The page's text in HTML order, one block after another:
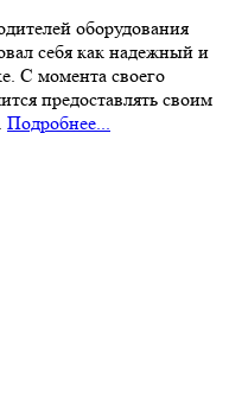
оборудования
себя как надежный и
С момента своего
предоставлять своим
Подробнее...